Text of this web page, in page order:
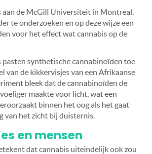
aan de McGill Universiteit in Montreal,
te onderzoeken en op deze wijze een
voor het effect wat cannabis op de
pasten synthetische cannabinoïden toe
van de kikkervisjes van een Afrikaanse
bleek dat de cannabinoïden de
maakte voor licht, wat een
binnen het oog als het gaat
van het zicht bij duisternis.
en mensen
dat cannabis uiteindelijk ook zou